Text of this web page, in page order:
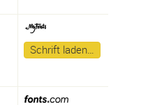
Schrift laden…